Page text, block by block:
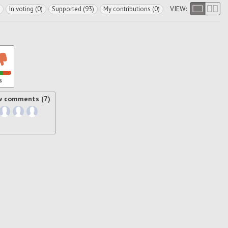
In voting (0) Supported (93) My contributions (0) VIEW:
comments (7)